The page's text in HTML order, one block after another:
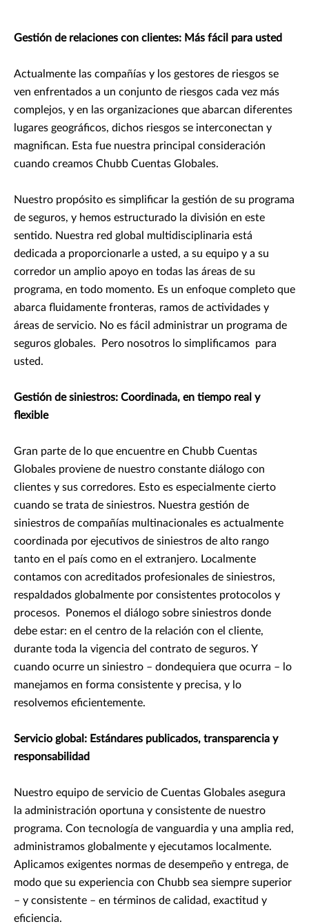
Gestión de relaciones con clientes: Más fácil para usted
Actualmente las compañías y los gestores de riesgos se
ven enfrentados a un conjunto de riesgos cada vez más
complejos, y en las organizaciones que abarcan diferentes
lugares geográficos, dichos riesgos se interconectan y
magnifican. Esta fue nuestra principal consideración
cuando creamos Chubb Cuentas Globales.
Nuestro propósito es simplificar la gestión de su programa
de seguros, y hemos estructurado la división en este
sentido. Nuestra red global multidisciplinaria está
dedicada a proporcionarle a usted, a su equipo y a su
corredor un amplio apoyo en todas las áreas de su
programa, en todo momento. Es un enfoque completo que
abarca fluidamente fronteras, ramos de actividades y
áreas de servicio. No es fácil administrar un programa de
seguros globales. Pero nosotros lo simplificamos para
usted.
Gestión de siniestros: Coordinada, en tiempo real y
flexible
Gran parte de lo que encuentre en Chubb Cuentas
Globales proviene de nuestro constante diálogo con
clientes y sus corredores. Esto es especialmente cierto
cuando se trata de siniestros. Nuestra gestión de
siniestros de compañías multinacionales es actualmente
coordinada por ejecutivos de siniestros de alto rango
tanto en el país como en el extranjero. Localmente
contamos con acreditados profesionales de siniestros,
respaldados globalmente por consistentes protocolos y
procesos. Ponemos el diálogo sobre siniestros donde
debe estar: en el centro de la relación con el cliente,
durante toda la vigencia del contrato de seguros. Y
cuando ocurre un siniestro – dondequiera que ocurra – lo
manejamos en forma consistente y precisa, y lo
resolvemos eficientemente.
Servicio global: Estándares publicados, transparencia y
responsabilidad
Nuestro equipo de servicio de Cuentas Globales asegura
la administración oportuna y consistente de nuestro
programa. Con tecnología de vanguardia y una amplia red,
administramos globalmente y ejecutamos localmente.
Aplicamos exigentes normas de desempeño y entrega, de
modo que su experiencia con Chubb sea siempre superior
– y consistente – en términos de calidad, exactitud y
eficiencia.